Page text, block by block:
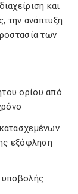
και
την ανάπτυξη
των
ορίου από
εξόφληση
υποβολής